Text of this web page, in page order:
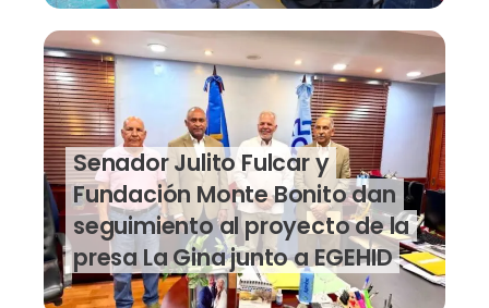
Senador Julito Fulcar y
Fundación Monte Bonito dan
seguimiento al proyecto de la
presa La Gina junto a EGEHID